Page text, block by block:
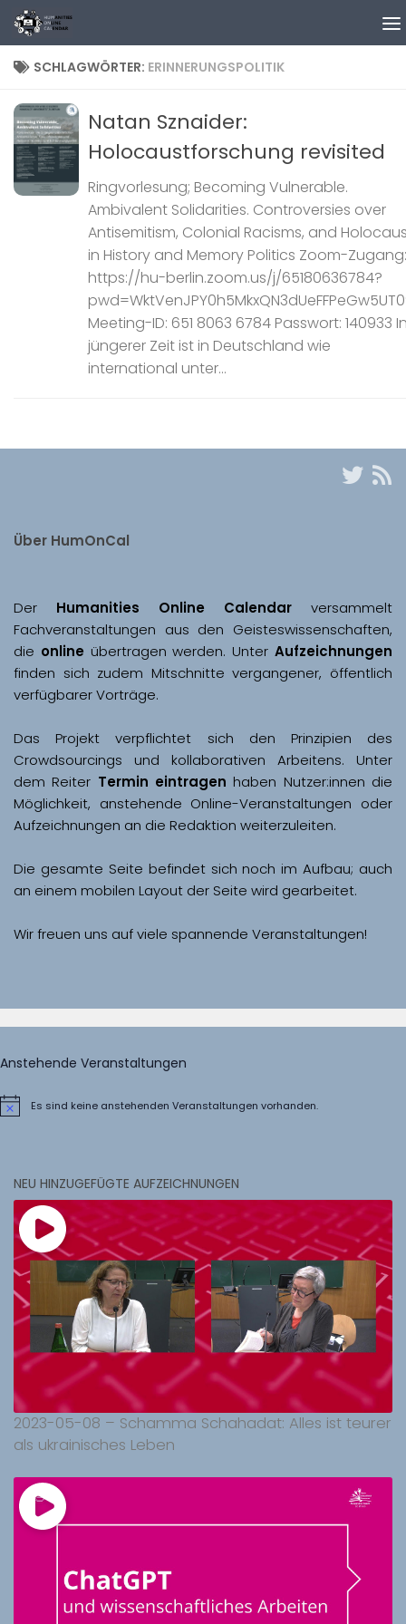
Zum Inhalt springen
SCHLAGWÖRTER: ERINNERUNGSPOLITIK
Natan Sznaider:
Holocaustforschung revisited
Ringvorlesung; Becoming Vulnerable.
Ambivalent Solidarities. Controversies over
Antisemitism, Colonial Racisms, and
in History and Memory Politics Zoom-Zugang:
https://hu-berlin.zoom.us/j/65180636784?
Meeting-ID: 651 8063 6784 Passwort: 140933
jüngerer Zeit ist in Deutschland wie
international unter...
Über HumOnCal
Der Humanities Online Calendar versammelt
Fachveranstaltungen aus den Geisteswissenschaften,
die online übertragen werden. Unter Aufzeichnungen
finden sich zudem Mitschnitte vergangener, öffentlich
Das Projekt verpflichtet sich den Prinzipien des
Crowdsourcings und kollaborativen Arbeitens. Unter
dem Reiter Termin eintragen haben Nutzer:innen die
Möglichkeit, anstehende Online-Veranstaltungen oder
Aufzeichnungen an die Redaktion weiterzuleiten.
Die gesamte Seite befindet sich noch im Aufbau; auch
Wir freuen uns auf viele spannende Veranstaltungen!
Anstehende Veranstaltungen
HinweisEs sind keine anstehenden Veranstaltungen vorhanden.
NEU HINZUGEFÜGTE AUFZEICHNUNGEN
2023-05-08 – Schamma Schahadat: Alles ist teurer
als ukrainisches Leben